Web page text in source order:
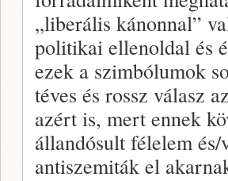
„liberális kánonnal”
politikai ellenoldal és
ezek a szimbólumok
téves és rossz válasz
azért is, mert ennek
állandósult félelem
antiszemiták el